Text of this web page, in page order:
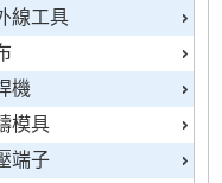
器
開關
開關、搖頭開關
開關
開關、動力開關
線工具
機
模具
端子